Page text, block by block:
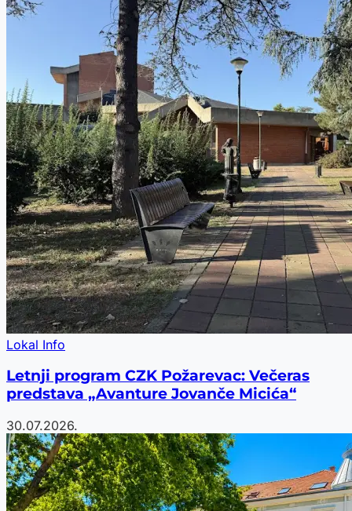
Lokal Info
Letnji program CZK Požarevac: Večeras
predstava „Avanture Jovanče Micića“
30.07.2026.